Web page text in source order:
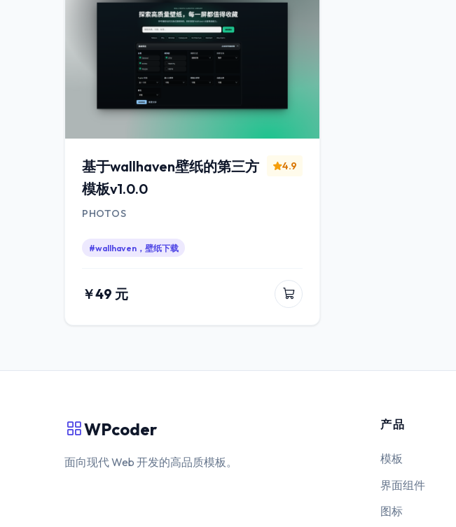
基于wallhaven壁纸的第三方
模板v1.0.0
4.9
PHOTOS
#wallhaven，壁纸下载
￥49 元
WPcoder
面向现代 Web 开发的高品质模板。
产品
模板
界面组件
图标